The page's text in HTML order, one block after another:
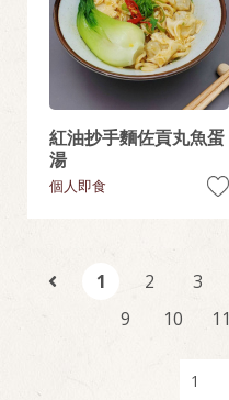
紅油抄手麵佐貢丸魚蛋
湯
個人即食
1 2 3
9
10 11